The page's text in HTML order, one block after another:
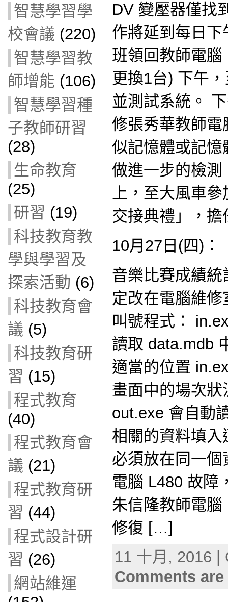
智慧學習學
校會議 (220)
智慧學習教
師增能 (106)
智慧學習種
子教師研習
(28)
生命教育
(25)
研習 (19)
科技教育教
學與學習及
探索活動 (6)
科技教育會
議 (5)
科技教育研
習 (15)
程式教育
(40)
程式教育會
議 (21)
程式教育研
習 (44)
程式設計研
習 (26)
網站維運
DV 變壓器僅找
作將延到每日
班領回教師電
更換1台) 下午
並測試系統。
修張秀華教師
似記憶體或記
做進一步的檢
上，至大風車
交接典禮」，
10月27日(四)：
音樂比賽成績
定改在電腦維
叫號程式：
讀取 data.mdb
適當的位置
畫面中的場次
out.exe 會自動
相關的資料填
必須放在同一
電腦 L480 故障
朱信隆教師電
修復 […]
11 十月, 2016
Comments